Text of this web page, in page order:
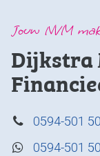
Jouw NVM
Dijkstra
0594-501
0594-501